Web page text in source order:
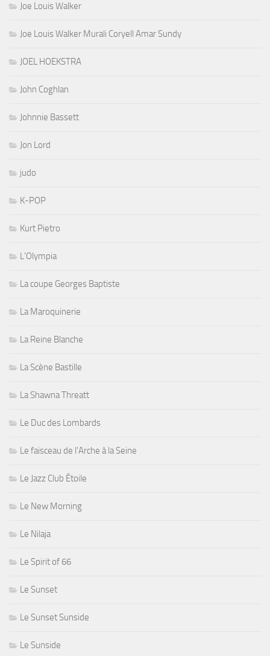
Joe Louis Walker
Joe Louis Walker Murali Coryell Amar Sundy
JOEL HOEKSTRA
John Coghlan
Johnnie Bassett
Jon Lord
judo
K-POP
Kurt Pietro
L'Olympia
La coupe Georges Baptiste
La Maroquinerie
La Reine Blanche
La Scène Bastille
La Shawna Threatt
Le Duc des Lombards
Le faisceau de l'Arche à la Seine
Le Jazz Club Étoile
Le New Morning
Le Nilaja
Le Spirit of 66
Le Sunset
Le Sunset Sunside
Le Sunside